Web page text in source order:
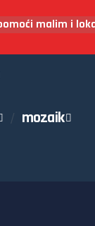
malim i
mozaik